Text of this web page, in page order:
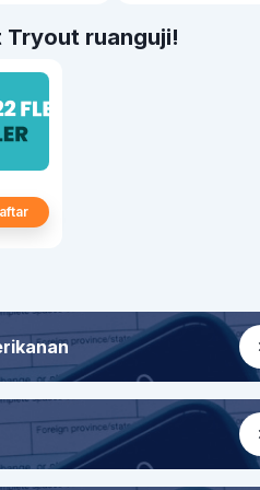
berkembang
Tryout ruanguji!